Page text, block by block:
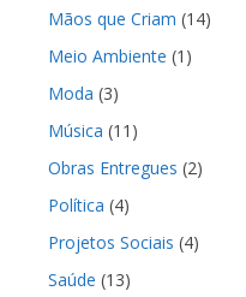
Mãos que Criam (14)
Meio Ambiente (1)
Moda (3)
Música (11)
Obras Entregues (2)
Política (4)
Projetos Sociais (4)
Saúde (13)